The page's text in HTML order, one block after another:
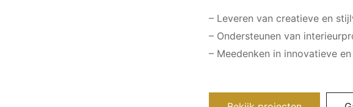
– Leveren van creatieve en
– Ondersteunen van
– Meedenken in innovatieve